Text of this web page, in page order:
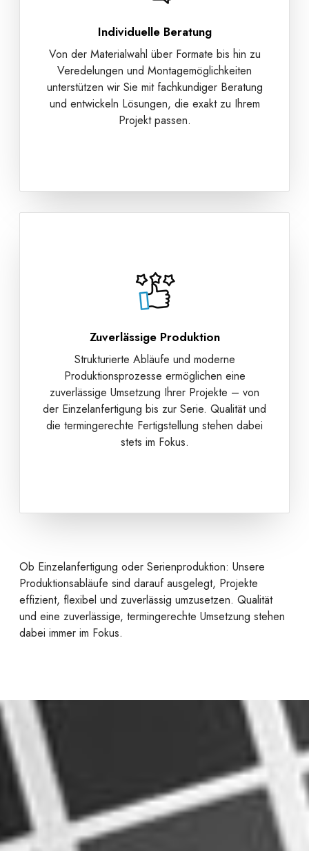
Individuelle Beratung
Von der Materialwahl über Formate bis hin zu
Veredelungen und Montagemöglichkeiten
unterstützen wir Sie mit fachkundiger Beratung
und entwickeln Lösungen, die exakt zu Ihrem
Projekt passen.
Zuverlässige Produktion
Strukturierte Abläufe und moderne
Produktionsprozesse ermöglichen eine
zuverlässige Umsetzung Ihrer Projekte – von
der Einzelanfertigung bis zur Serie. Qualität und
die termingerechte Fertigstellung stehen dabei
stets im Fokus.
Ob Einzelanfertigung oder Serienproduktion: Unsere
Produktionsabläufe sind darauf ausgelegt, Projekte
effizient, flexibel und zuverlässig umzusetzen. Qualität
und eine zuverlässige, termingerechte Umsetzung stehen
dabei immer im Fokus.